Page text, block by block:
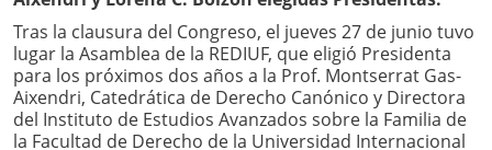
Tras la clausura del Congreso, el jueves 27 de junio tuvo
lugar la Asamblea de la REDIUF, que eligió Presidenta
para los próximos dos años a la Prof. Montserrat Gas-
Aixendri, Catedrática de Derecho Canónico y Directora
del Instituto de Estudios Avanzados sobre la Familia de
la Facultad de Derecho de la Universidad Internacional